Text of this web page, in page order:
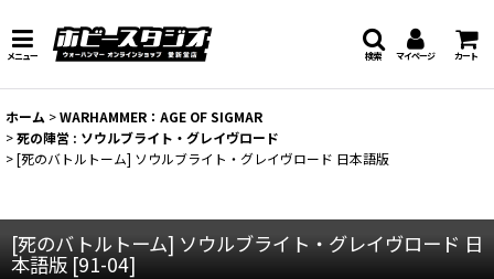
メニュー マイページ カート
検索
ホーム >WARHAMMER：AGE OF SIGMAR
>死の陣営 : ソウルブライト・グレイヴロード
>[死のバトルトーム] ソウルブライト・グレイヴロード 日本語版
[死のバトルトーム] ソウルブライト・グレイヴロード 日
本語版 [91-04]